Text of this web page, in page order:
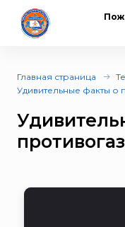
Главная страница
Удивительные факты о